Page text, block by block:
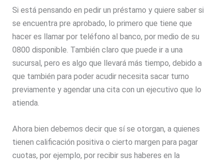
Si está pensando en pedir un préstamo y quiere saber si
se encuentra pre aprobado, lo primero que tiene que
hacer es llamar por teléfono al banco, por medio de su
0800 disponible. También claro que puede ir a una
sucursal, pero es algo que llevará más tiempo, debido a
que también para poder acudir necesita sacar turno
previamente y agendar una cita con un ejecutivo que lo
atienda.
Ahora bien debemos decir que sí se otorgan, a quienes
tienen calificación positiva o cierto margen para pagar
cuotas, por ejemplo, por recibir sus haberes en la